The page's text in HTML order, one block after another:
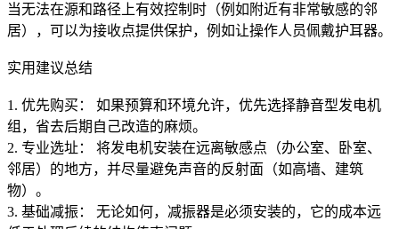
当无法在源和路径上有效控制时（例如附近有非常敏感的邻
居），可以为接收点提供保护，例如让操作人员佩戴护耳器。
实用建议总结
1. 优先购买： 如果预算和环境允许，优先选择静音型发电机
组，省去后期自己改造的麻烦。
2. 专业选址： 将发电机安装在远离敏感点（办公室、卧室、
邻居）的地方，并尽量避免声音的反射面（如高墙、建筑
物）。
3. 基础减振： 无论如何，减振器是必须安装的，它的成本远